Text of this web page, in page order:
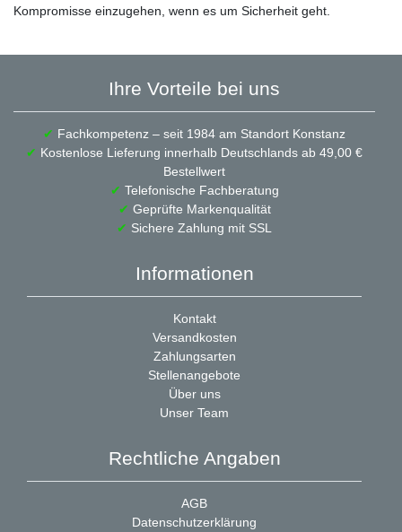
Kompromisse einzugehen, wenn es um Sicherheit geht.
Ihre Vorteile bei uns
✔ Fachkompetenz – seit 1984 am Standort Konstanz
✔ Kostenlose Lieferung innerhalb Deutschlands ab 49,00 €
Bestellwert
✔ Telefonische Fachberatung
✔ Geprüfte Markenqualität
✔ Sichere Zahlung mit SSL
Informationen
Kontakt
Versandkosten
Zahlungsarten
Stellenangebote
Über uns
Unser Team
Rechtliche Angaben
AGB
Datenschutzerklärung